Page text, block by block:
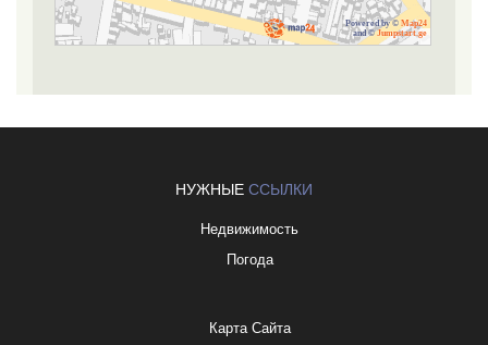
Powered by © Map24
and ©Jumpstart.ge
НУЖНЫЕ ССЫЛКИ
Недвижимость
Погода
Карта Сайта